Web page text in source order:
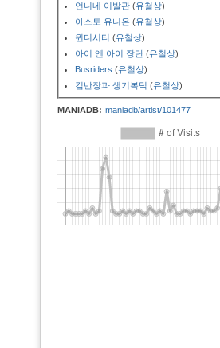
언니네 이발관 (유철상)
아소토 유니온 (유철상)
윈디시티 (유철상)
아이 앤 아이 장단 (유철상)
Busriders (유철상)
김반장과 생기복덕 (유철상)
MANIADB: maniadb/artist/101477